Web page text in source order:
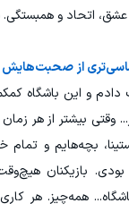
اتحاد و
از
و این باشگاه
وقتی بیشتر از هر
بچه‌هایم و تمام
بازیکنان
همه‌چیز. هر